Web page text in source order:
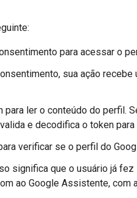
para acessar o
sua ação
para ler o conteúdo do
e decodifica o token para
verificar se o perfil do
significa que o usuário já
ao Google Assistente, com